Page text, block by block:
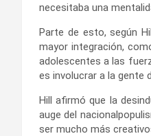
necesitaba una
Parte de esto, según
mayor integración,
adolescentes a las
es involucrar a la gente
Hill afirmó que la
auge del
ser mucho más